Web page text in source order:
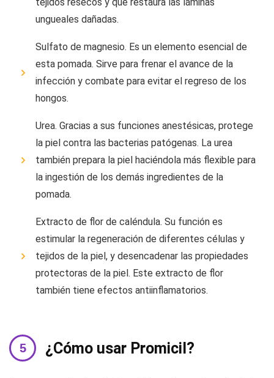
ungueales dañadas.
Sulfato de magnesio. Es un elemento esencial de
esta pomada. Sirve para frenar el avance de la
infección y combate para evitar el regreso de los
hongos.
Urea. Gracias a sus funciones anestésicas, protege
la piel contra las bacterias patógenas. La urea
también prepara la piel haciéndola más flexible para
la ingestión de los demás ingredientes de la
pomada.
Extracto de flor de caléndula. Su función es
estimular la regeneración de diferentes células y
tejidos de la piel, y desencadenar las propiedades
protectoras de la piel. Este extracto de flor
también tiene efectos antiinflamatorios.
¿Cómo usar Promicil?